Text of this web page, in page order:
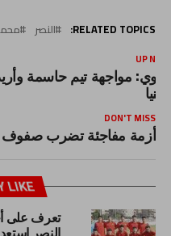
RELATED TOPICS: النصر
UP
مواجهة تيم حاسمة
DON'T MISS
أزمة مفاجئة تضرب صفوف
LIKE
تعرف على
النصر